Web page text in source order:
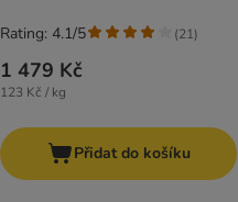
1 479 Kč
123 Kč / kg
Rating: 4.1/5 (21)
Přidat do košíku